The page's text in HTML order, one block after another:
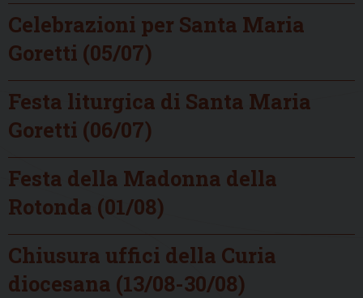
Celebrazioni per Santa Maria
Goretti (05/07)
Festa liturgica di Santa Maria
Goretti (06/07)
Festa della Madonna della
Rotonda (01/08)
Chiusura uffici della Curia
diocesana (13/08-30/08)